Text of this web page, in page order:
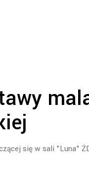
się w sali "Luna"